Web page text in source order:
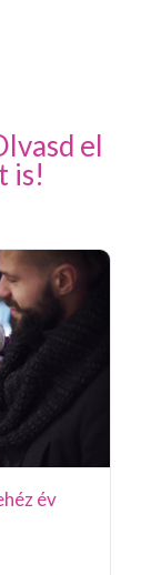
el
is!
év